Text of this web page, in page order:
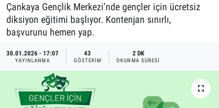
Çankaya Gençlik Merkezi’nde gençler için ücretsiz
diksiyon eğitimi başlıyor. Kontenjan sınırlı,
başvurunu hemen yap.
30.01.2026 - 17:07
YAYINLANMA
43
GÖSTERIM
2 DK
OKUNMA SÜRESI